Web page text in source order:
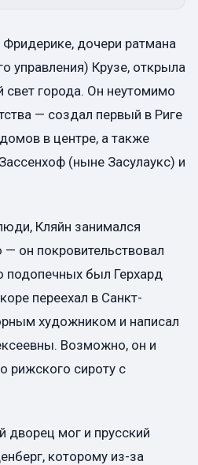
Фридерике, дочери ратмана
управления) Крузе, открыла
города. Он неутомимо
— создал первый в Риге
в центре, а также
(ныне Засулаукс) и
Кляйн занимался
— он покровительствовал
подопечных был Герхард
переехал в Санкт-
художником и написал
Возможно, он и
рижского сироту с
дворец мог и прусский
которому из-за